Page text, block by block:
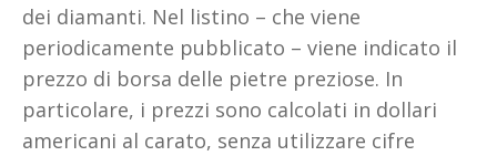
dei diamanti. Nel listino – che viene
periodicamente pubblicato – viene indicato il
prezzo di borsa delle pietre preziose. In
particolare, i prezzi sono calcolati in dollari
americani al carato, senza utilizzare cifre